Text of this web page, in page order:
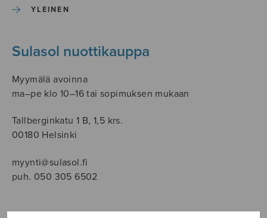
YLEINEN
Sulasol nuottikauppa
Myymälä avoinna
ma–pe klo 10–16 tai sopimuksen mukaan
Tallberginkatu 1 B, 1,5 krs.
00180 Helsinki
myynti@sulasol.fi
puh. 050 305 6502